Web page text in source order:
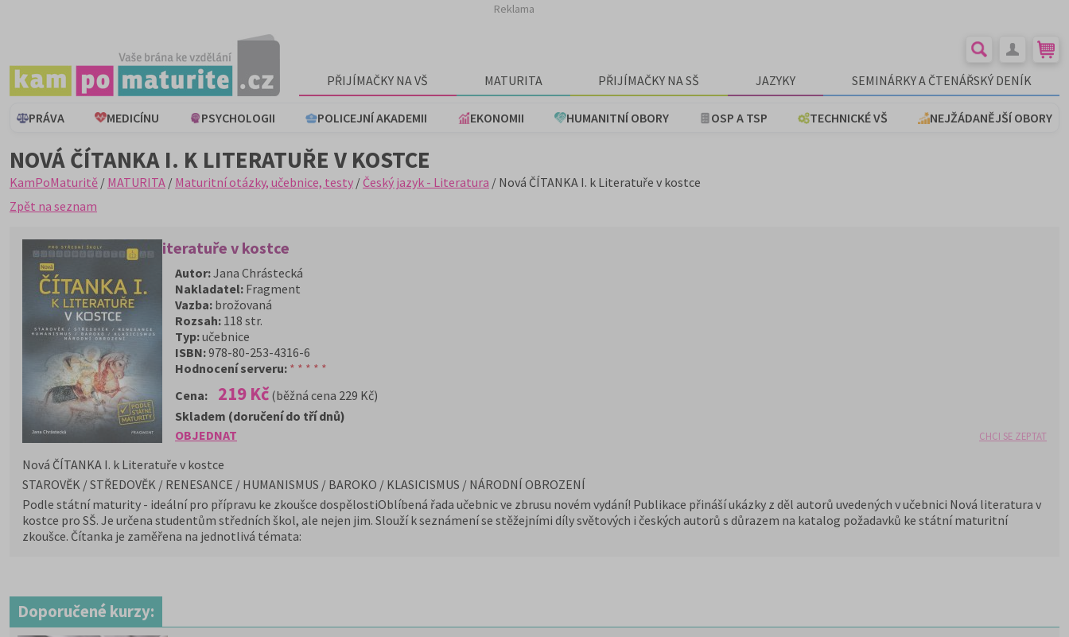
Reklama
PŘIJÍMAČKY NA VŠ MATURITA PŘIJÍMAČKY NA SŠ JAZYKY SEMINÁRKY A ČTENÁŘSKÝ DENÍK
PRÁVA MEDICÍNU PSYCHOLOGII POLICEJNÍ AKADEMII EKONOMII HUMANITNÍ OBORY OSP A TSP TECHNICKÉ VŠ NEJŽÁDANĚJŠÍ OBORY
NOVÁ ČÍTANKA I. K LITERATUŘE V KOSTCE
KamPoMaturitě / MATURITA / Maturitní otázky, učebnice, testy / Český jazyk - Literatura / Nová ČÍTANKA I. k Literatuře v kostce
Zpět na seznam
Nová ČÍTANKA I. k Literatuře v kostce
Autor:Jana Chrástecká
Nakladatel: Fragment
Vazba: brožovaná
Rozsah: 118 str.
Typ:učebnice
ISBN:978-80-253-4316-6
Hodnocení serveru: * * * * *
Nová ČÍTANKA I. k Literatuře v kostce
STAROVĚK / STŘEDOVĚK / RENESANCE / HUMANISMUS / BAROKO / KLASICISMUS / NÁRODNÍ OBROZENÍ
Podle státní maturity - ideální pro přípravu ke zkoušce dospělostiOblíbená řada učebnic ve zbrusu novém vydání! Publikace přináší ukázky z děl autorů uvedených v učebnici Nová literatura v
kostce pro SŠ. Je určena studentům středních škol, ale nejen jim. Slouží k seznámení se stěžejními díly světových i českých autorů s důrazem na katalog požadavků ke státní maturitní
zkoušce. Čítanka je zaměřena na jednotlivá témata:
Cena: 219 Kč (běžná cena 229 Kč)
OBJEDNAT CHCI SE ZEPTAT
Skladem (doručení do tří dnů)
Doporučené kurzy: